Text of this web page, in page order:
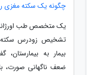
چگونه یک سکته مغزی
یک متخصص طب اورژانس
تشخیص زودرس
بیمار به
ضعف ناگهانی صورت،